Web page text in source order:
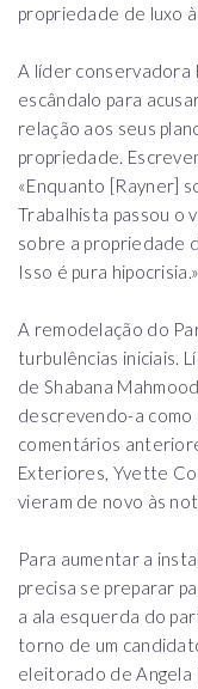
propriedade de luxo
A líder conservadora
escândalo para
relação aos seus
propriedade.
«Enquanto [Rayner]
Trabalhista passou o
sobre a propriedade
Isso é pura hipocrisia.»
A remodelação do
turbulências iniciais.
de Shabana
descrevendo-a como
comentários
Exteriores, Yvette
vieram de novo às
Para aumentar a
precisa se preparar
a ala esquerda do
torno de um
eleitorado de Angela